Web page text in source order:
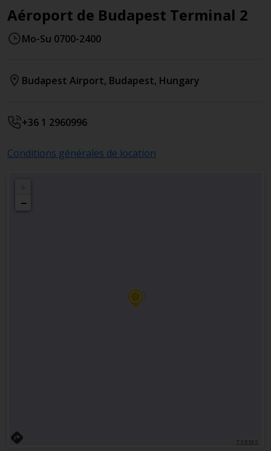
Aéroport de Budapest Terminal 2
Mo-Su 0700-2400
Budapest Airport, Budapest, Hungary
+36 1 2960996
Conditions générales de location
−